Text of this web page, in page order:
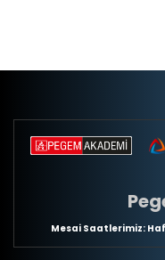
Mesai Saatlerimiz: